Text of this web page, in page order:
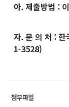
아. 제출방법 :
자. 문 의 처 :
1-3528)